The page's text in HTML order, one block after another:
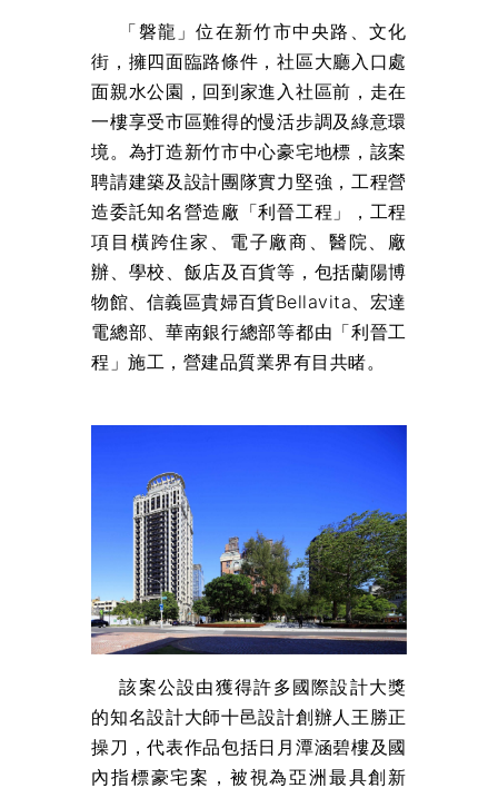
「磐龍」位在新竹市中央路、文化
街，擁四面臨路條件，社區大廳入口處
面親水公園，回到家進入社區前，走在
一樓享受市區難得的慢活步調及綠意環
境。為打造新竹市中心豪宅地標，該案
聘請建築及設計團隊實力堅強，工程營
造委託知名營造廠「利晉工程」，工程
項目橫跨住家、電子廠商、醫院、廠
辦、學校、飯店及百貨等，包括蘭陽博
物館、信義區貴婦百貨Bellavita、宏達
電總部、華南銀行總部等都由「利晉工
程」施工，營建品質業界有目共睹。
該案公設由獲得許多國際設計大獎
的知名設計大師十邑設計創辦人王勝正
操刀，代表作品包括日月潭涵碧樓及國
內指標豪宅案，被視為亞洲最具創新